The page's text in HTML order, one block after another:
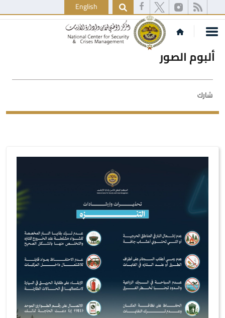
English
ألبوم الصور
شارك